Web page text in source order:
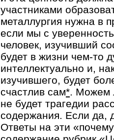
участниками
металлургия нужна в
если мы с
человек, изучивший
будет в жизни чем-то
интеллектуально и,
изучившего, будет
счастлив сам*. Можем
не будет трагедии
содержания. Если да,
Ответы на эти